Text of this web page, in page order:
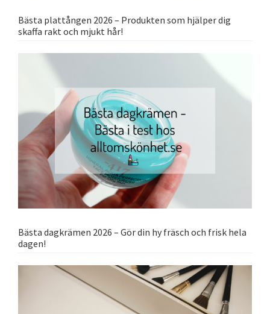
Bästa plattången 2026 – Produkten som hjälper dig
skaffa rakt och mjukt hår!
Bästa dagkrämen 2026 – Gör din hy fräsch och frisk hela
dagen!